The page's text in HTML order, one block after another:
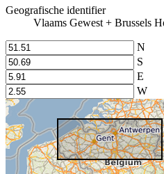
Geografische identifier
Vlaams Gewest + Brussels
N
S
E
W